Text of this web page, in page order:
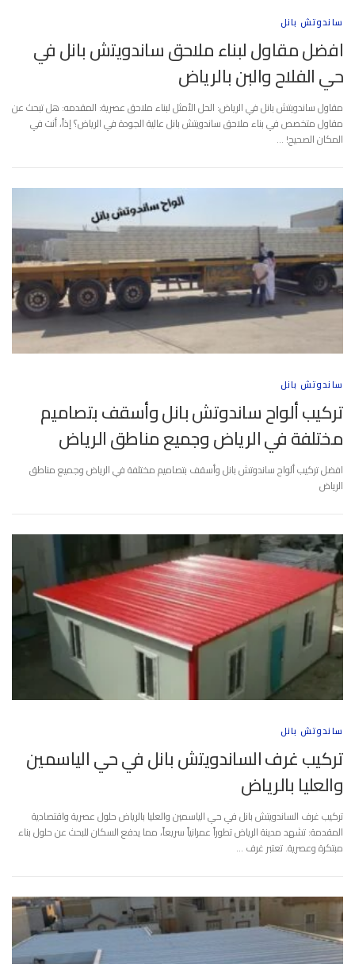
ساندوتش بانل
افضل مقاول لبناء ملاحق ساندويتش بانل في
حي الفلاح والبن بالرياض
مقاول ساندويتش بانل في الرياض: الحل الأمثل لبناء ملاحق عصرية: المقدمه: هل تبحث عن
مقاول متخصص في بناء ملاحق ساندويتش بانل عالية الجودة في الرياض؟ إذاً، أنت في
المكان الصحيح! …
ساندوتش بانل
تركيب ألواح ساندوتش بانل وأسقف بتصاميم
مختلفة في الرياض وجميع مناطق الرياض
افضل تركيب ألواح ساندوتش بانل وأسقف بتصاميم مختلفة في الرياض وجميع مناطق
الرياض
ساندوتش بانل
تركيب غرف الساندويتش بانل في حي الياسمين
والعليا بالرياض
تركيب غرف الساندويتش بانل في حي الياسمين والعليا بالرياض حلول عصرية واقتصادية
المقدمة: تشهد مدينة الرياض تطوراً عمرانياً سريعاً، مما يدفع السكان للبحث عن حلول بناء
مبتكرة وعصرية. تعتبر غرف …